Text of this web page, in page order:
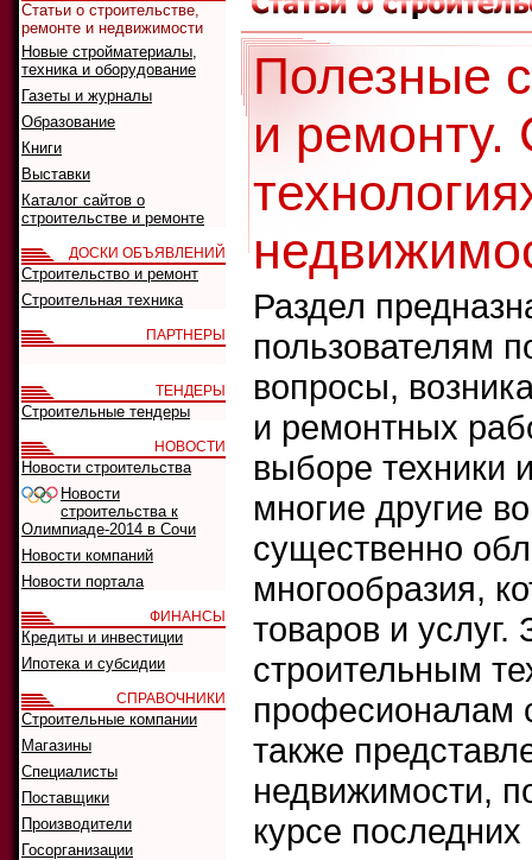
Полезные
и ремонту.
Раздел
пользователям
вопросы,
и ремонтных
выборе
многие другие
существенно
многообразия,
товаров и
строительным
професионалам
также
недвижимости,
курсе
Статьи о строительстве,
ремонте и недвижимости
Новые стройматериалы,
техника и оборудование
Газеты и журналы
Образование
Книги
Выставки
Каталог сайтов о
строительстве и ремонте
ДОСКИ ОБЪЯВЛЕНИЙ
Строительство и ремонт
Строительная техника
ПАРТНЕРЫ
ТЕНДЕРЫ
Строительные тендеры
НОВОСТИ
Новости строительства
Новости
строительства к
Олимпиаде-2014 в Сочи
Новости компаний
Новости портала
ФИНАНСЫ
Кредиты и инвестиции
Ипотека и субсидии
СПРАВОЧНИКИ
Строительные компании
Магазины
Специалисты
Поставщики
Производители
Госорганизации